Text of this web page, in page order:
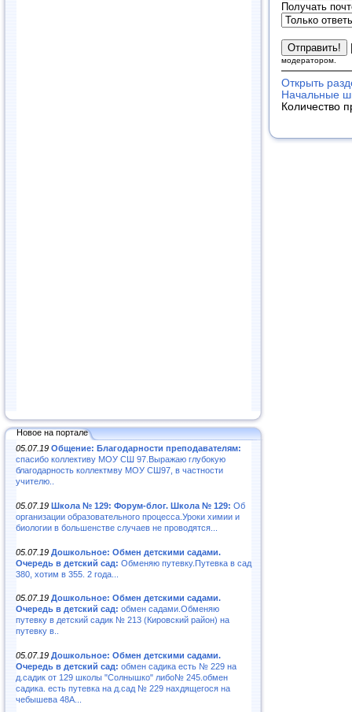
Новое на портале
05.07.19 Общение: Благодарности преподавателям:
спасибо коллективу МОУ СШ 97.Выражаю глубокую
благодарность коллектмву МОУ СШ97, в частности
учителю..
05.07.19 Школа № 129: Форум-блог. Школа № 129: Об
организации образовательного процесса.Уроки химии и
биологии в большенстве случаев не проводятся...
05.07.19 Дошкольное: Обмен детскими садами.
Очередь в детский сад: Обменяю путевку.Путевка в сад
380, хотим в 355. 2 года...
05.07.19 Дошкольное: Обмен детскими садами.
Очередь в детский сад: обмен садами.Обменяю
путевку в детский садик № 213 (Кировский район) на
путевку в..
05.07.19 Дошкольное: Обмен детскими садами.
Очередь в детский сад: обмен садика есть № 229 на
д.садик от 129 школы "Солнышко" либо№ 245.обмен
садика. есть путевка на д.сад № 229 нахдящегося на
чебышева 48А...
Получать
модератором.
Открыть
Начальные
Количество